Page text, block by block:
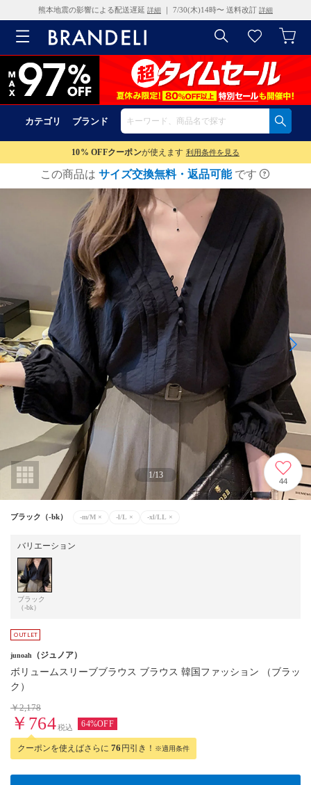
熊本地震の影響による配送遅延 詳細 ｜ 7/30(木)14時〜 送料改訂 詳細
カテゴリ ブランド
10% OFFクーポンが使えます 利用条件を見る
この商品は サイズ交換無料・返品可能 です
1/13
44
ブラック（-bk） -m/M × -l/L × -xl/LL ×
バリエーション
ブラック
（-bk）
junoah （ジュノア）
ボリュームスリーブブラウス ブラウス 韓国ファッション （ブラッ
ク）
￥2,178
￥764税込 64%OFF
クーポンを使えばさらに 76 円引き！ ※適用条件